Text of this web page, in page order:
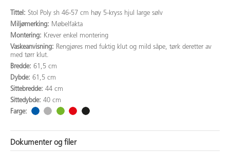
Tittel: Stol Poly sh 46-57 cm høy 5-kryss hjul large sølv
Miljømerking: Møbelfakta
Montering: Krever enkel montering
Vaskeanvisning: Rengjøres med fuktig klut og mild såpe, tørk deretter av
med tørr klut.
Bredde: 61,5 cm
Dybde: 61,5 cm
Sittebredde: 44 cm
Sittedybde: 40 cm
Farge:
Dokumenter og filer